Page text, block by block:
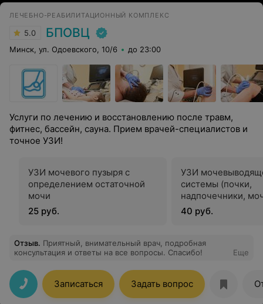
ЛЕЧЕБНО-РЕАБИЛИТАЦИОННЫЙ КОМПЛЕКС
5.0 БПОВЦ
Минск, ул. Одоевского, 10/6 до 23:00
Услуги по лечению и восстановлению после травм,
фитнес, бассейн, сауна. Прием врачей-специалистов и
точное УЗИ!
УЗИ мочевого пузыря с
определением остаточной
мочи
25 руб.
УЗИ
системы (почки,
надпочечники,
пузырь с
уродинамики)
40 руб.
Отзыв. Приятный, внимательный врач, подробная
консультация и ответы на все вопросы. Спасибо!
Еще
Записаться Задать вопрос